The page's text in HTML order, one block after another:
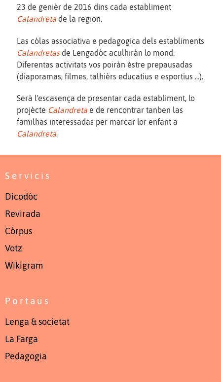
23 de genièr de 2016 dins cada establiment
Calandreta de la region.
Las còlas associativa e pedagogica dels establiments
Calandretasde Lengadòc aculhiràn lo mond.
Diferentas activitats vos poiràn èstre prepausadas
(diaporamas, filmes, talhièrs educatius e esportius ...).
Serà l'escasença de presentar cada establiment, lo
projècte Calandreta e de rencontrar tanben las
familhas interessadas per marcar lor enfant a
Calandreta.
Servicis
Dicodòc
Revirada
Còrpus
Votz
Wikigram
Portaus
Lenga & societat
La Farga
Pedagogia